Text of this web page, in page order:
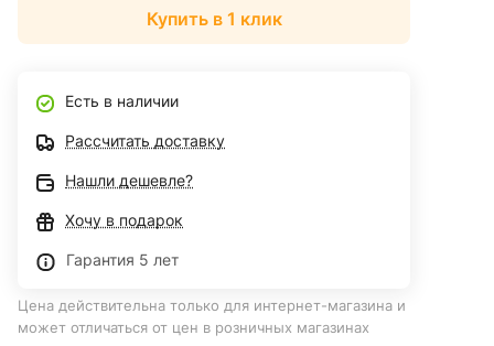
Купить в 1 клик
Есть в наличии
Рассчитать доставку
Нашли дешевле?
Хочу в подарок
Гарантия 5 лет
Цена действительна только для интернет-магазина и
может отличаться от цен в розничных магазинах